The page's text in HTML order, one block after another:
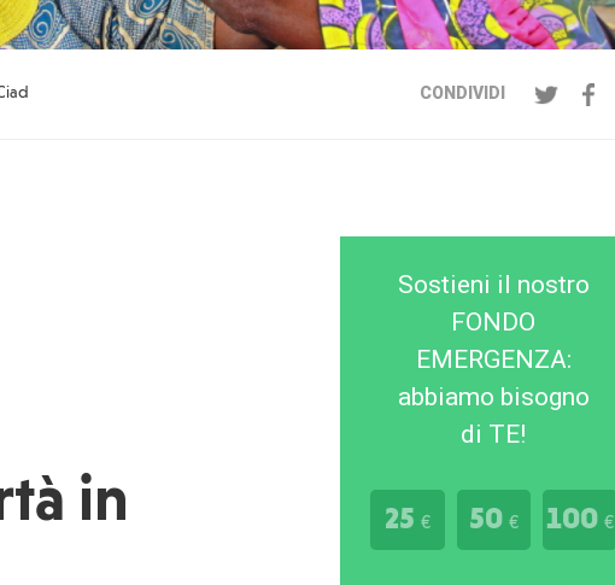
CONDIVIDI
in
Sostieni il nostro
FONDO
EMERGENZA:
abbiamo bisogno
di TE!
25 € 50 € 100€